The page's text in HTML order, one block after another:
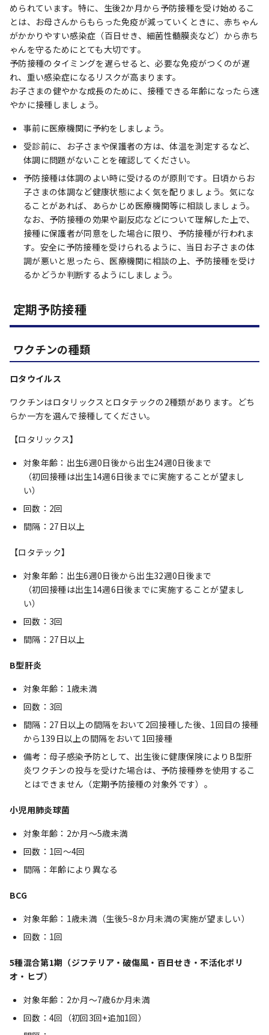
められています。特に、生後2か月から予防接種を受け始めるこ
とは、お母さんからもらった免疫が減っていくときに、赤ちゃん
がかかりやすい感染症（百日せき、細菌性髄膜炎など）から赤ち
ゃんを守るためにとても大切です。
予防接種のタイミングを遅らせると、必要な免疫がつくのが遅
れ、重い感染症になるリスクが高まります。
お子さまの健やかな成長のために、接種できる年齢になったら速
やかに接種しましょう。
事前に医療機関に予約をしましょう。
受診前に、お子さまや保護者の方は、体温を測定するなど、
体調に問題がないことを確認してください。
予防接種は体調のよい時に受けるのが原則です。日頃からお
子さまの体調など健康状態によく気を配りましょう。気にな
ることがあれば、あらかじめ医療機関等に相談しましょう。
なお、予防接種の効果や副反応などについて理解した上で、
接種に保護者が同意をした場合に限り、予防接種が行われま
す。安全に予防接種を受けられるように、当日お子さまの体
調が悪いと思ったら、医療機関に相談の上、予防接種を受け
るかどうか判断するようにしましょう。
定期予防接種
ワクチンの種類
ロタウイルス
ワクチンはロタリックスとロタテックの2種類があります。どち
らか一方を選んで接種してください。
【ロタリックス】
対象年齢：出生6週0日後から出生24週0日後まで
（初回接種は出生14週6日後までに実施することが望まし
い）
回数：2回
間隔：27日以上
【ロタテック】
対象年齢：出生6週0日後から出生32週0日後まで
（初回接種は出生14週6日後までに実施することが望まし
い）
回数：3回
間隔：27日以上
B型肝炎
対象年齢：1歳未満
回数：3回
間隔：27日以上の間隔をおいて2回接種した後、1回目の接種
から139日以上の間隔をおいて1回接種
備考：母子感染予防として、出生後に健康保険によりB型肝
炎ワクチンの投与を受けた場合は、予防接種券を使用するこ
とはできません（定期予防接種の対象外です）。
小児用肺炎球菌
対象年齢：2か月～5歳未満
回数：1回～4回
間隔：年齢により異なる
BCG
対象年齢：1歳未満（生後5~8か月未満の実施が望ましい）
回数：1回
5種混合第1期（ジフテリア・破傷風・百日せき・不活化ポリ
オ・ヒブ）
対象年齢：2か月～7歳6か月未満
回数：4回（初回3回+追加1回）